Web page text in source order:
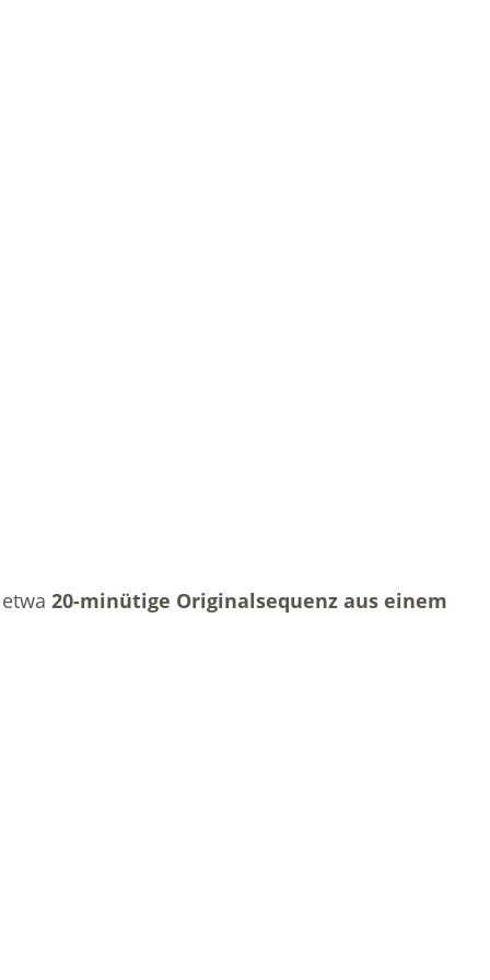
20-minütige Originalsequenz aus einem